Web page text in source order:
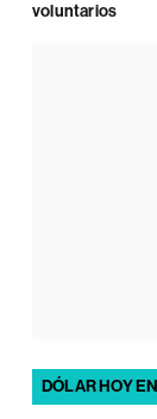
voluntarios
DÓLAR HOY